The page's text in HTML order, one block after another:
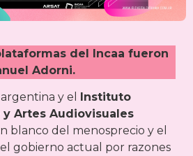
del Incaa fueron
Adorni.
y el
Instituto
y Artes Audiovisuales
blanco del menosprecio y el
gobierno actual por razones